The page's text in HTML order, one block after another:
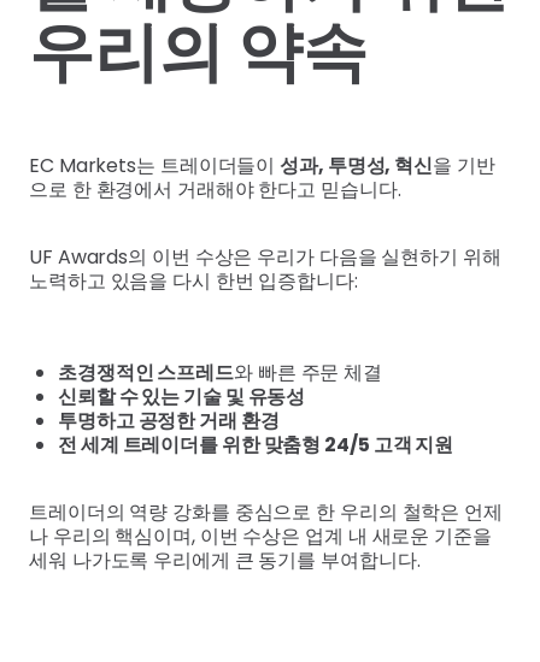
우리의 약속
EC Markets는 트레이더들이 성과, 투명성, 혁신을 기반
으로 한 환경에서 거래해야 한다고 믿습니다.
UF Awards의 이번 수상은 우리가 다음을 실현하기 위해
노력하고 있음을 다시 한번 입증합니다:
초경쟁적인 스프레드와 빠른 주문 체결
신뢰할 수 있는 기술 및 유동성
투명하고 공정한 거래 환경
전 세계 트레이더를 위한 맞춤형 24/5 고객 지원
트레이더의 역량 강화를 중심으로 한 우리의 철학은 언제
나 우리의 핵심이며, 이번 수상은 업계 내 새로운 기준을
세워 나가도록 우리에게 큰 동기를 부여합니다.